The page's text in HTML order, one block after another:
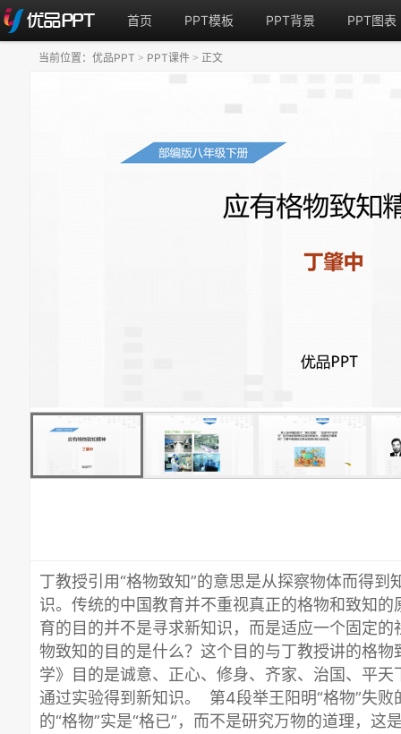
首页 PPT模板 PPT背景 PPT图表
丁教授引用“格物致知”的意思是从探察物体而得到
识。传统的中国教育并不重视真正的格物和致知
育的目的并不是寻求新知识，而是适应一个固定
物致知的目的是什么？这个目的与丁教授讲的格
学》目的是诚意、正心、修身、齐家、治国、平
通过实验得到新知识。 第4段举王阳明“格物”失
的“格物”实是“格已”，而不是研究万物的道理，这
当前位置： 优品PPT > PPT课件 > 正文